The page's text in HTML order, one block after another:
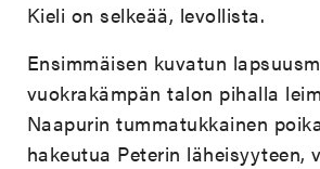
Kieli on selkeää, levollista.
Ensimmäisen kuvatun
vuokrakämpän talon pihalla
Naapurin tummatukkainen
hakeutua Peterin läheisyyteen,